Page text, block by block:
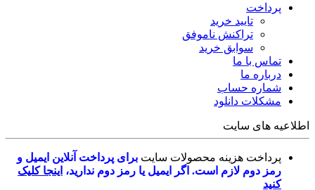
پرداخت
تایید خرید
تراکنش ناموفق
سوابق خرید
تماس با ما
درباره ما
شماره حساب
مشکلات دانلود
اطلاعیه های سایت
پرداخت هزینه محصولات سایت برای پرداخت آنلاین ایمیل و
رمز دوم لازم است. اگر ایمیل یا رمز دوم ندارید، اینجا کلیک
کنید